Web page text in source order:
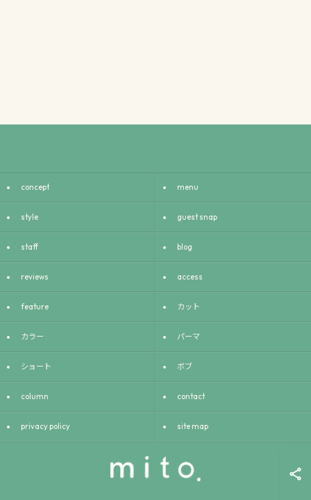
concept menu
style guest snap
staff blog
reviews access
feature カット
カラー パーマ
ショート ボブ
column contact
privacy policy site map